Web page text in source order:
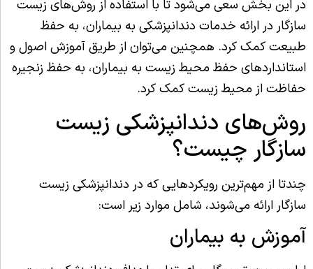
در این بخش سعی می‌شود تا با استفاده از روش‌های زیست
سازگار در ارائه خدمات دندانپزشکی به بیماران، به حفظ
طبیعت کمک کرد. همچنین می‌توان از طریق آموزش اصول و
استانداردهای حفظ محیط زیست به بیماران، به حفظ زنجیره
حفاظت از محیط زیست کمک کرد.
روش‌های دندانپزشکی زیست
سازگار چیست؟
چندتا از مهم‌ترین رویکردهایی که در دندانپزشکی زیست
سازگار ارائه می‌شوند، شامل موارد زیر است:
آموزش به بیماران